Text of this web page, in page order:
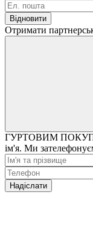
Відновити
Отримати
ГУРТОВИМ
ім'я. Ми
Надіслати